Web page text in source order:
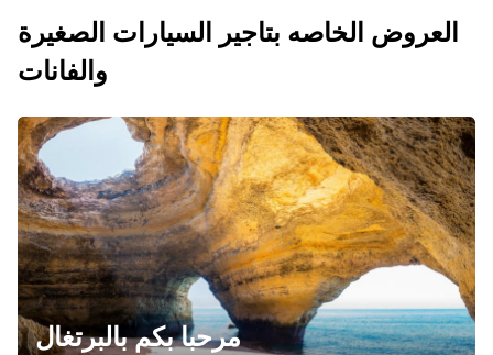
العروض الخاصه بتاجير السيارات الصغيرة
والفانات
مرحبا بكم بالبرتغال